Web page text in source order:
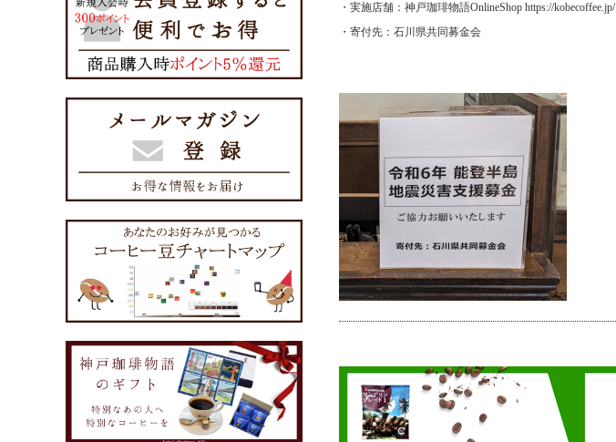
・実施店舗：神戸珈琲物語OnlineShop https://kobecoffee.jp/
・寄付先：石川県共同募金会